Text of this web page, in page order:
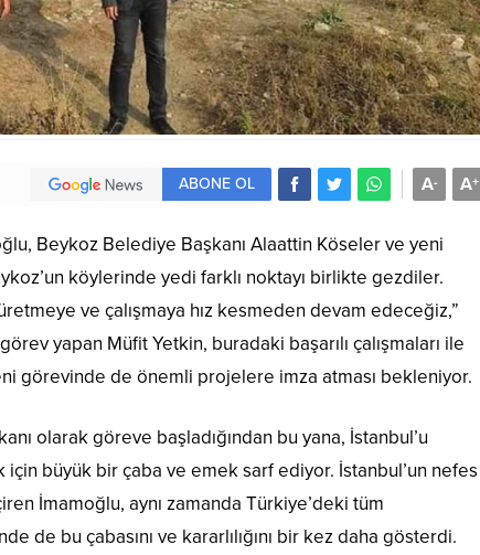
A+
A-
ABONE OL
Beykoz Belediye Başkanı Alaattin Köseler ve yeni
köylerinde yedi farklı noktayı birlikte gezdiler.
ve çalışmaya hız kesmeden devam edeceğiz,”
yapan Müfit Yetkin, buradaki başarılı çalışmaları ile
görevinde de önemli projelere imza atması bekleniyor.
olarak göreve başladığından bu yana, İstanbul’u
büyük bir çaba ve emek sarf ediyor. İstanbul’un nefes
İmamoğlu, aynı zamanda Türkiye’deki tüm
bu çabasını ve kararlılığını bir kez daha gösterdi.